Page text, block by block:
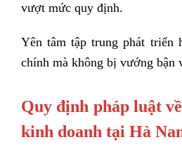
vượt mức quy định.
Yên tâm tập trung phát triển
chính mà không bị vướng bận
Quy định pháp luật
kinh doanh tại Hà